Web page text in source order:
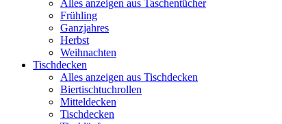
Alles anzeigen aus Taschentücher
Frühling
Ganzjahres
Herbst
Weihnachten
Tischdecken
Alles anzeigen aus Tischdecken
Biertischtuchrollen
Mitteldecken
Tischdecken